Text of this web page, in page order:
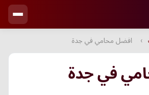
› افضل محامي في جدة
في جدة